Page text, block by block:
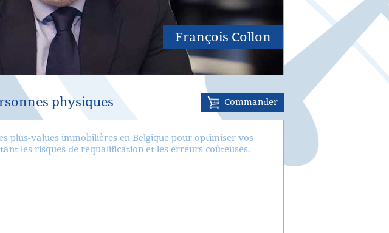
François Collon
Commander
physiques
plus-values immobilières en Belgique pour optimiser vos
les risques de requalification et les erreurs coûteuses.